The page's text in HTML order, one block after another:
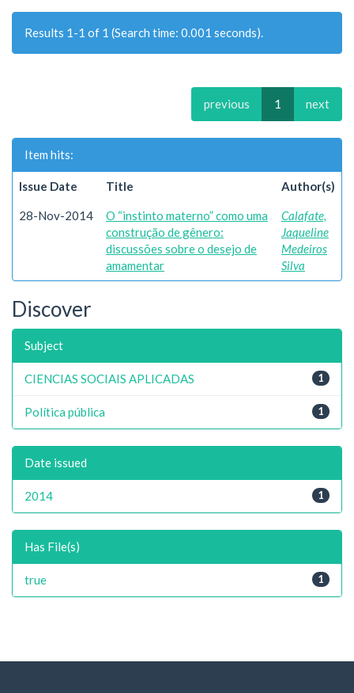
Results 1-1 of 1 (Search time: 0.001 seconds).
previous 1 next
Item hits:
Issue Date Title Author(s)
28-Nov-2014
O “instinto materno” como uma
construção de gênero:
discussões sobre o desejo de
amamentar
Calafate,
Jaqueline
Medeiros
Silva
Discover
Subject
1
CIENCIAS SOCIAIS APLICADAS
1
Política pública
Date issued
1
2014
Has File(s)
1
true